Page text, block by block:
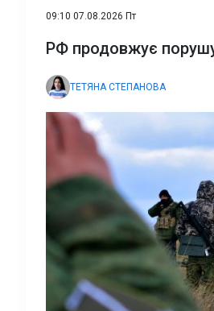
09:10 07.08.2026 Пт
РФ продовжує
ТЕТЯНА СТЕПАНОВА